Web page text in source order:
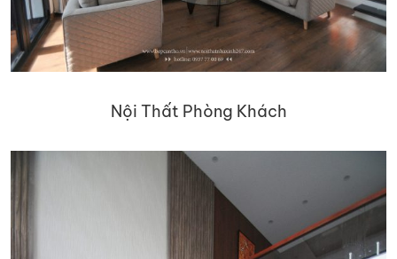
Nội Thất Phòng Khách